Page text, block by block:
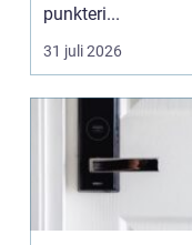
punkteri...
31 juli 2026